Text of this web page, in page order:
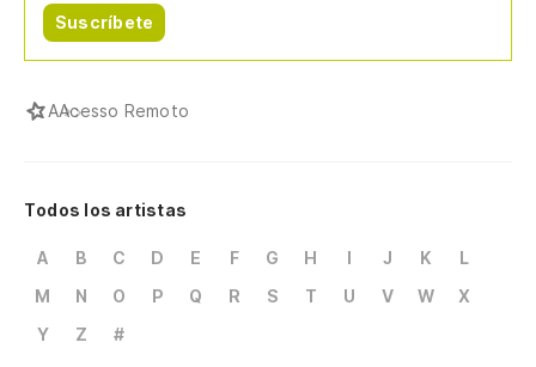
Suscríbete
AAcesso Remoto
Todos los artistas
A B C D E F G H I J K
L
M
N O P Q R S T U V W
X
Y
Z #